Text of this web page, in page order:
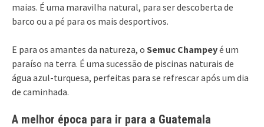
maias. É uma maravilha natural, para ser descoberta de
barco ou a pé para os mais desportivos.
E para os amantes da natureza, o Semuc Champeyé um
paraíso na terra. É uma sucessão de piscinas naturais de
água azul-turquesa, perfeitas para se refrescar após um dia
de caminhada.
A melhor época para ir para a Guatemala